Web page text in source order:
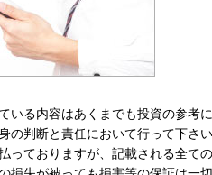
いる内容はあくまでも投資の参考
の判断と責任において行って下さ
っておりますが、記載される全て